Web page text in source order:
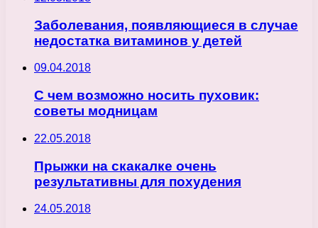
Заболевания, появляющиеся в случае
недостатка витаминов у детей
09.04.2018
С чем возможно носить пуховик:
советы модницам
22.05.2018
Прыжки на скакалке очень
результативны для похудения
24.05.2018